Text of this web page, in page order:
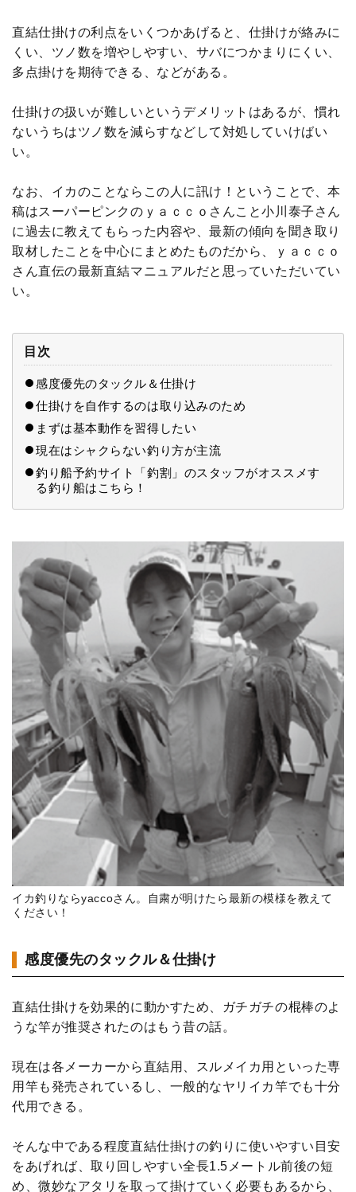
直結仕掛けの利点をいくつかあげると、仕掛けが絡みに
くい、ツノ数を増やしやすい、サバにつかまりにくい、
多点掛けを期待できる、などがある。
仕掛けの扱いが難しいというデメリットはあるが、慣れ
ないうちはツノ数を減らすなどして対処していけばい
い。
なお、イカのことならこの人に訊け！ということで、本
稿はスーパーピンクのｙａｃｃｏさんこと小川泰子さん
に過去に教えてもらった内容や、最新の傾向を聞き取り
取材したことを中心にまとめたものだから、ｙａｃｃｏ
さん直伝の最新直結マニュアルだと思っていただいてい
い。
目次
感度優先のタックル＆仕掛け
仕掛けを自作するのは取り込みのため
まずは基本動作を習得したい
現在はシャクらない釣り方が主流
釣り船予約サイト「釣割」のスタッフがオススメす
る釣り船はこちら！
イカ釣りならyaccoさん。自粛が明けたら最新の模様を教えて
ください！
感度優先のタックル＆仕掛け
直結仕掛けを効果的に動かすため、ガチガチの棍棒のよ
うな竿が推奨されたのはもう昔の話。
現在は各メーカーから直結用、スルメイカ用といった専
用竿も発売されているし、一般的なヤリイカ竿でも十分
代用できる。
そんな中である程度直結仕掛けの釣りに使いやすい目安
をあげれば、取り回しやすい全長1.5メートル前後の短
め、微妙なアタリを取って掛けていく必要もあるから、